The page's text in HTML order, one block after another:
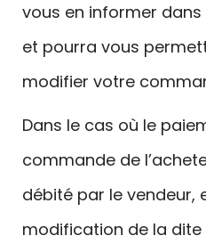
vous en informer dans
et pourra vous
modifier votre
Dans le cas où le
commande de
débité par le vendeur,
modification de la